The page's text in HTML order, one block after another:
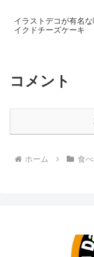
イラストデコが有名
イクドチーズケーキ
コメント
ホーム 食